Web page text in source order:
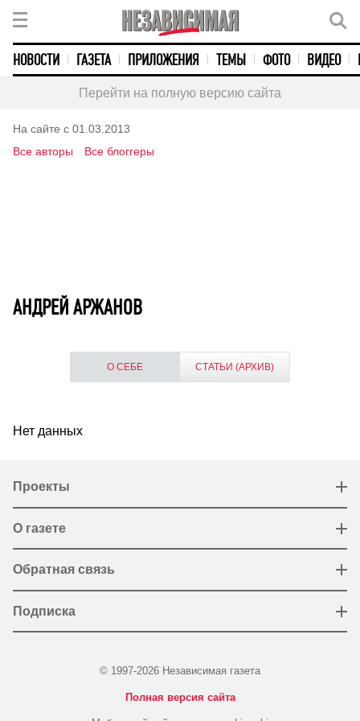
НОВОСТИ ГАЗЕТА ПРИЛОЖЕНИЯ ТЕМЫ ФОТО ВИДЕО
Перейти на полную версию сайта
На сайте с 01.03.2013
Все авторы
Все блоггеры
АНДРЕЙ АРЖАНОВ
О СЕБЕ СТАТЬИ (АРХИВ)
Нет данных
Проекты
О газете
Обратная связь
Подписка
© 1997-2026 Независимая газета
Полная версия сайта